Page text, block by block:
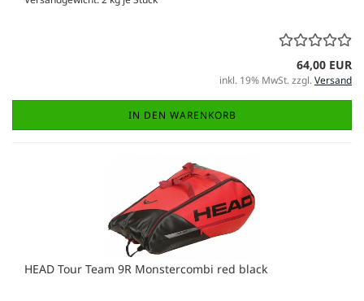
64,00 EUR
inkl. 19% MwSt. zzgl.Versand
IN DEN WARENKORB
HEAD Tour Team 9R Monstercombi red black